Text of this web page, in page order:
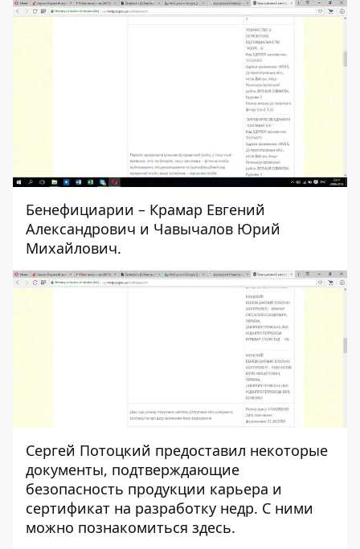
Бенефициарии – Крамар Евгений
Александрович и Чавычалов Юрий
Михайлович.
Сергей Потоцкий предоставил некоторые
документы, подтверждающие
безопасность продукции карьера и
сертификат на разработку недр. С ними
можно познакомиться здесь.